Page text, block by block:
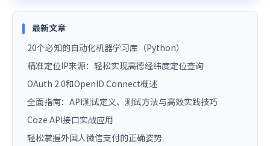
最新文章
20个必知的自动化机器学习库（Python）
精准定位IP来源：轻松实现高德经纬度定位查询
OAuth 2.0和OpenID Connect概述
全面指南：API测试定义、测试方法与高效实践技巧
Coze API接口实战应用
轻松掌握外国人微信支付的正确姿势